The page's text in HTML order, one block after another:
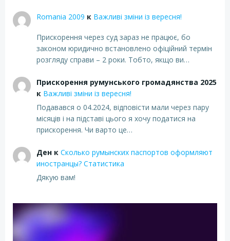
Romania 2009 к Важливі зміни із вересня!
Прискорення через суд зараз не працює, бо
законом юридично встановлено офіційний термін
розгляду справи – 2 роки. Тобто, якщо ви…
Прискорення румунського громадянства 2025
к Важливі зміни із вересня!
Подавався о 04.2024, відповісти мали через пару
місяців і на підставі цього я хочу податися на
прискорення. Чи варто це…
Денк Сколько румынских паспортов оформляют
иностранцы? Статистика
Дякую вам!